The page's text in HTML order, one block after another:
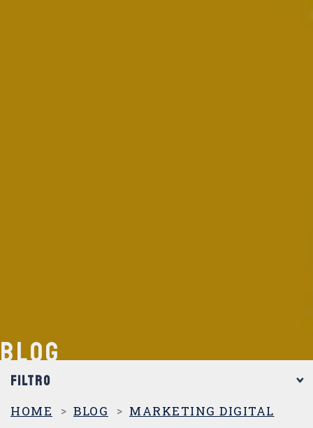
BLOG
FILTRO
CATEGORIAS
HOME BLOG MARKETING DIGITAL